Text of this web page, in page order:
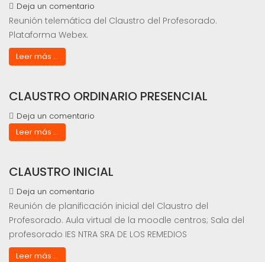
Deja un comentario
Reunión telemática del Claustro del Profesorado.
Plataforma Webex.
Leer más ...
CLAUSTRO ORDINARIO PRESENCIAL
Deja un comentario
Leer más ...
CLAUSTRO INICIAL
Deja un comentario
Reunión de planificación inicial del Claustro del
Profesorado. Aula virtual de la moodle centros; Sala del
profesorado IES NTRA SRA DE LOS REMEDIOS
Leer más ...